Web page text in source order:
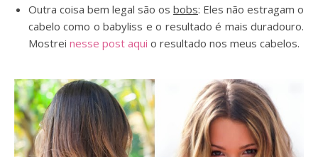
Outra coisa bem legal são os bobs: Eles não estragam o
cabelo como o babyliss e o resultado é mais duradouro.
Mostrei nesse post aqui o resultado nos meus cabelos.